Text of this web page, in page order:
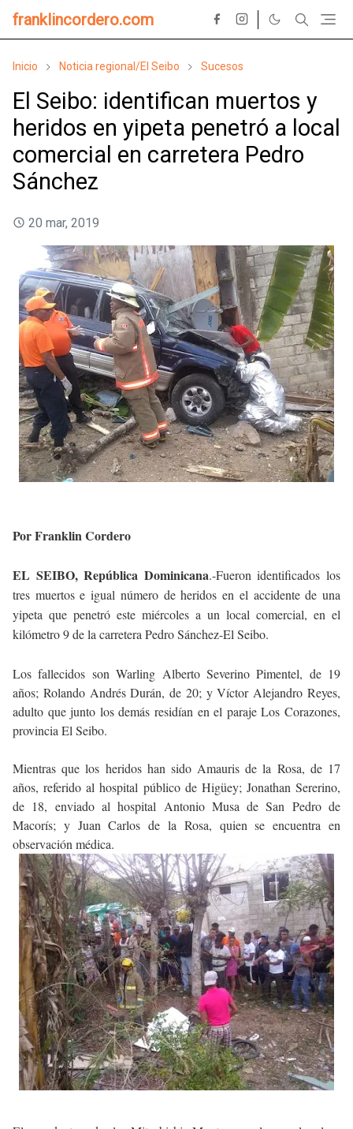
franklincordero.com
Inicio Noticia regional/El Seibo Sucesos
El Seibo: identifican muertos y
heridos en yipeta penetró a local
comercial en carretera Pedro
Sánchez
20 mar, 2019
Por Franklin Cordero
EL SEIBO, República Dominicana.-Fueron identificados los
tres muertos e igual número de heridos en el accidente de una
yipeta que penetró este miércoles a un local comercial, en el
kilómetro 9 de la carretera Pedro Sánchez-El Seibo.
Los fallecidos son Warling Alberto Severino Pimentel, de 19
años; Rolando Andrés Durán, de 20; y Víctor Alejandro Reyes,
adulto que junto los demás residían en el paraje Los Corazones,
provincia El Seibo.
Mientras que los heridos han sido Amauris de la Rosa, de 17
años, referido al hospital público de Higüey; Jonathan Sererino,
de 18, enviado al hospital Antonio Musa de San Pedro de
Macorís; y Juan Carlos de la Rosa, quien se encuentra en
observación médica.